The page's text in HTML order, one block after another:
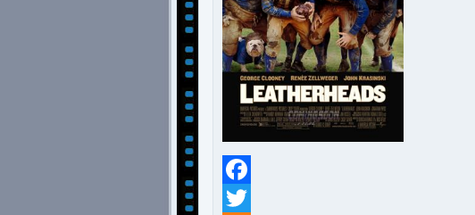
Facebook